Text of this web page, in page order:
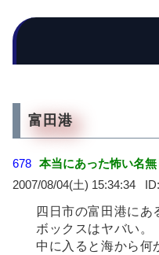
富田港
678 本当にあった怖い名無
2007/08/04(土) 15:34:34
四日市の富田港に
ボックスはヤバい。
中に入ると海から何